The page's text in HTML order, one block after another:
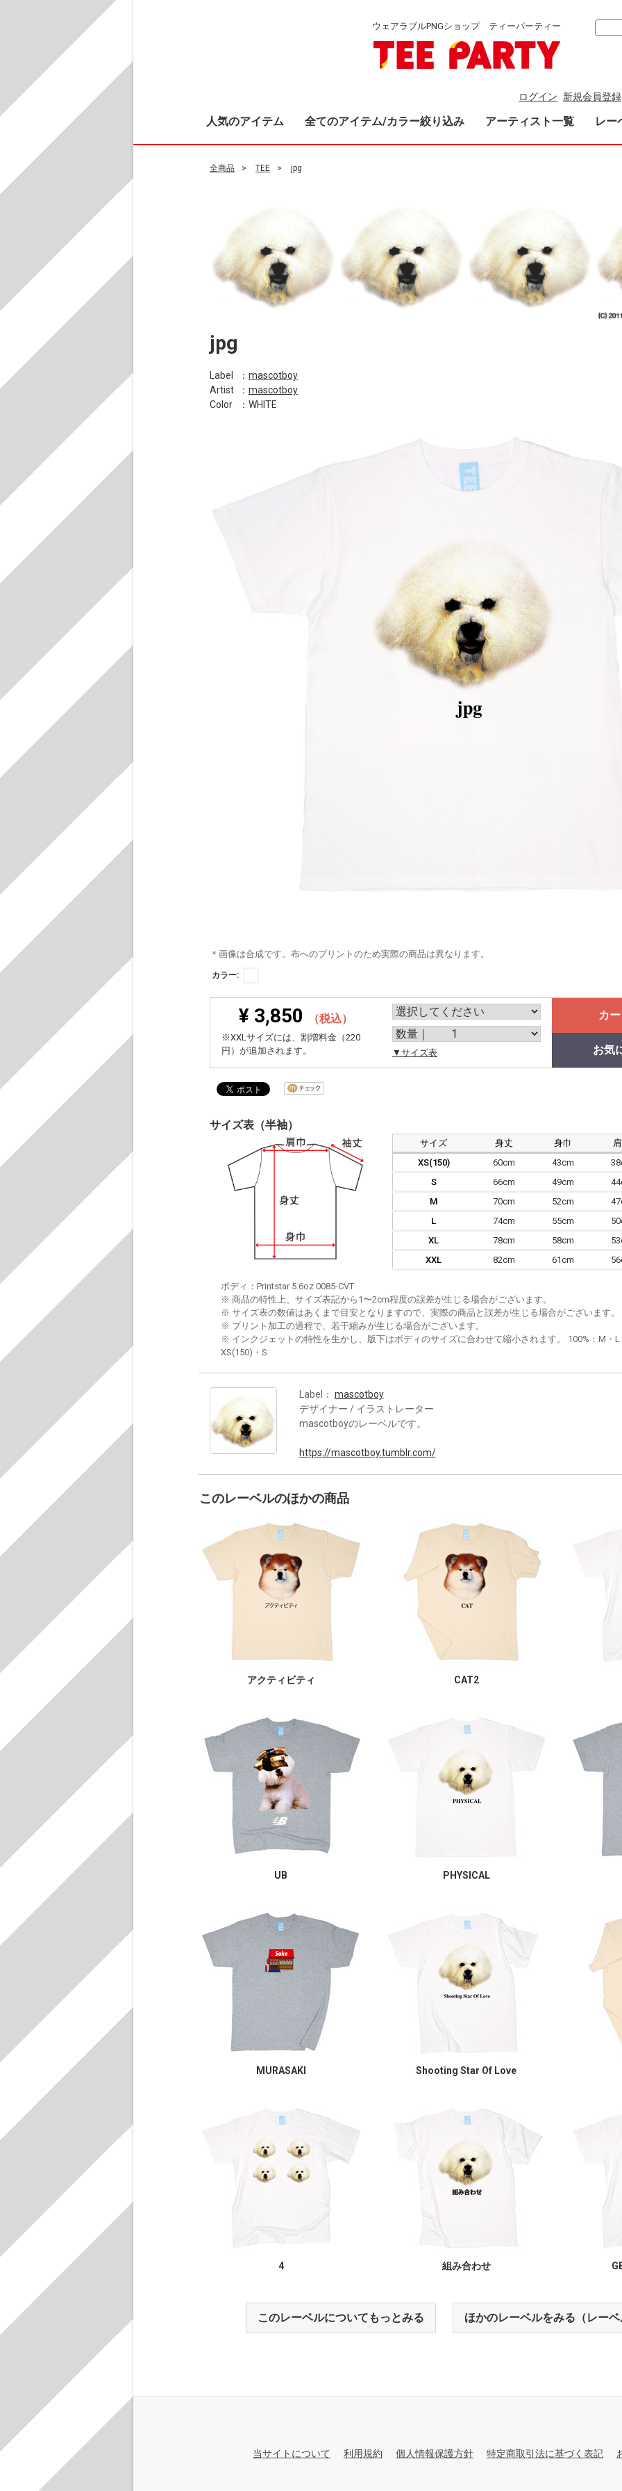
ウェアラブルPNGショップ ティーパーティー
ログイン 新規会員登録
人気のアイテム 全てのアイテム/カラー絞り込み アーティスト一覧 レー
全商品 TEE jpg
jpg
Label ： mascotboy
Artist
： mascotboy
Color
：WHITE
＊画像は合成です。布へのプリントのため実際の商品は異なります。
カラー:
¥ 3,850 （税込）
※XXLサイズには、割増料金（220
円）が追加されます。
▼サイズ表
カ
お気
サイズ表（半袖）
サイズ 身丈 身巾
XS(150)
60cm 43cm
S
66cm 49cm
M
70cm 52cm
L
74cm 55cm
XL
78cm 58cm
XXL
82cm 61cm
ボディ：Printstar 5.6oz 0085-CVT
※ 商品の特性上、サイズ表記から1〜2cm程度の誤差が生じる場合がございます。
※ サイズ表の数値はあくまで目安となりますので、実際の商品と誤差が生じる場合がございます。
※ プリント加工の過程で、若干縮みが生じる場合がございます。
※ インクジェットの特性を生かし、版下はボディのサイズに合わせて縮小されます。 100%：M・L
XS(150)・S
Label： mascotboy
デザイナー / イラストレーター
mascotboyのレーベルです。
https://mascotboy.tumblr.com/
このレーベルのほかの商品
アクティビティ CAT2
UB PHYSICAL
MURASAKI Shooting Star Of Love
4 組み合わせ
このレーベルについてもっとみる ほかのレーベルをみる（レー
当サイトについて 利用規約 個人情報保護方針 特定商取引法に基づく表記